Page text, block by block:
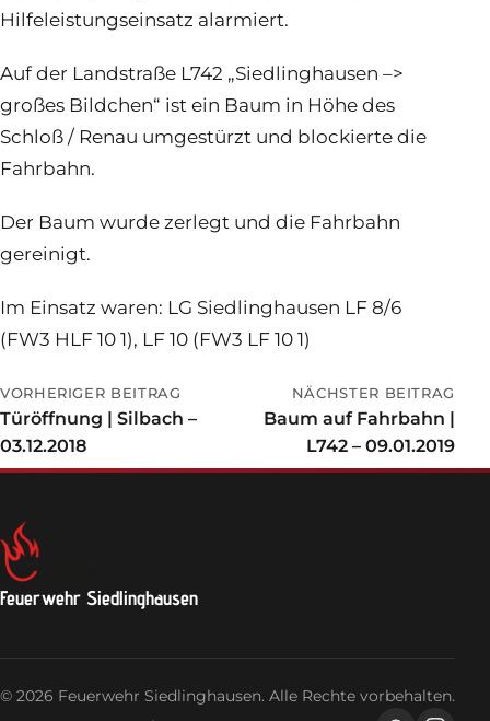
Hilfeleistungseinsatz alarmiert.
Auf der Landstraße L742 „Siedlinghausen –>
großes Bildchen“ ist ein Baum in Höhe des
Schloß / Renau umgestürzt und blockierte die
Fahrbahn.
Der Baum wurde zerlegt und die Fahrbahn
gereinigt.
Im Einsatz waren: LG Siedlinghausen LF 8/6
(FW3 HLF 10 1), LF 10 (FW3 LF 10 1)
VORHERIGER BEITRAG
Türöffnung | Silbach –
03.12.2018
NÄCHSTER BEITRAG
Baum auf Fahrbahn |
L742 – 09.01.2019
Feuerwehr Siedlinghausen
© 2026 Feuerwehr Siedlinghausen. Alle Rechte vorbehalten.